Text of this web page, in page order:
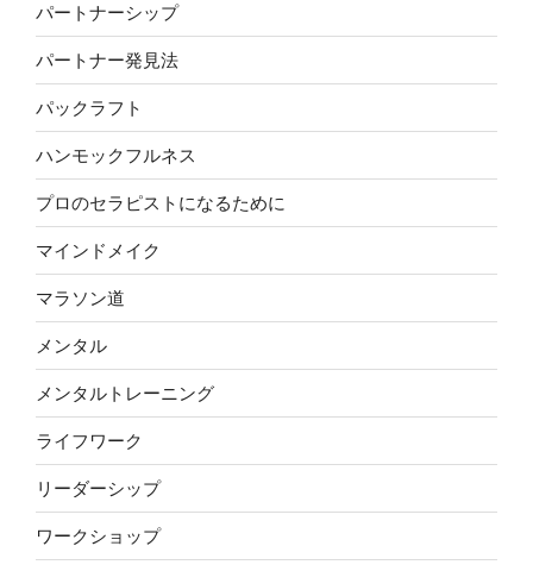
パートナーシップ
パートナー発見法
パックラフト
ハンモックフルネス
プロのセラピストになるために
マインドメイク
マラソン道
メンタル
メンタルトレーニング
ライフワーク
リーダーシップ
ワークショップ